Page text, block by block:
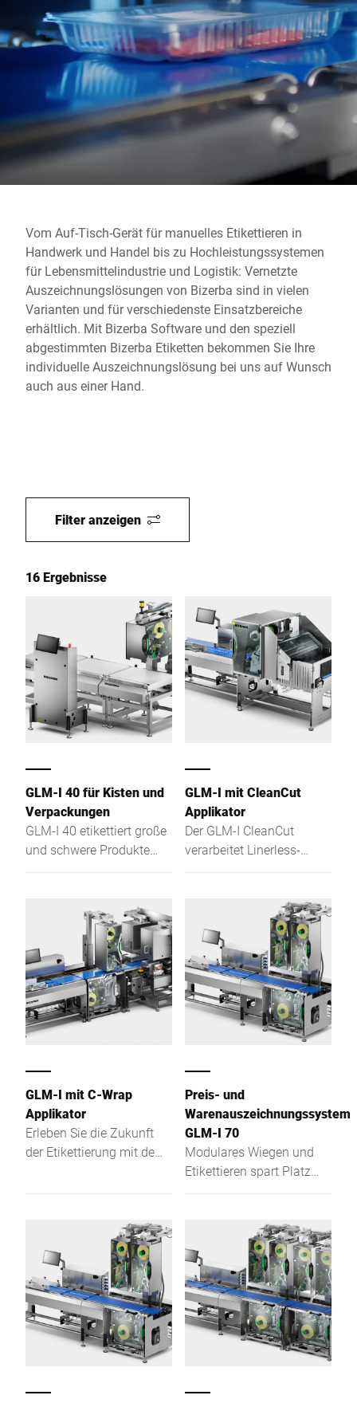
Globale Website
Vom Auf-Tisch-Gerät für manuelles Etikettieren in
Handwerk und Handel bis zu Hochleistungssystemen
für Lebensmittelindustrie und Logistik: Vernetzte
Auszeichnungslösungen von Bizerba sind in vielen
Varianten und für verschiedenste Einsatzbereiche
erhältlich. Mit Bizerba Software und den speziell
abgestimmten Bizerba Etiketten bekommen Sie Ihre
individuelle Auszeichnungslösung bei uns auf Wunsch
auch aus einer Hand.
Filter anzeigen
16 Ergebnisse
GLM-I 40 für Kisten und
Verpackungen
GLM-I 40 etikettiert große
und schwere Produkte
Edelstahl-Design.
GLM-I mit CleanCut
Applikator
Der GLM-I CleanCut
verarbeitet Linerless-
Wrap- , Full-Wrap- und
Overlap-Etikettierung. Die
integrierte Wägetechnik
ermöglicht die
Verarbeitung von
Produkten mit
Festgewicht als auch von
gewichtsvariablen
GLM-I mit C-Wrap
Applikator
Erleben Sie die Zukunft
der Etikettierung mit dem
langjährigen Erfahrungen
in der Etikettenapplikation
über drei Seiten (C-Wrap)
gebündelt. Das Ergebnis
ist ein High-Speed-
System, das den
industriellen
Anforderungen im Food-
Preis- und
Warenauszeichnungssystem
GLM-I 70
Modulares Wiegen und
Etikettieren spart Platz
vorverpackter
Lebensmittel in der
Industrie.